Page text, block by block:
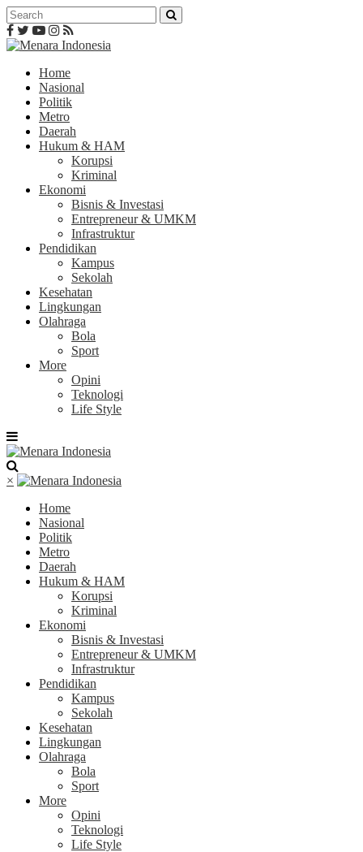
Home
Nasional
Politik
Metro
Daerah
Hukum & HAM
Korupsi
Kriminal
Ekonomi
Bisnis & Investasi
Entrepreneur & UMKM
Infrastruktur
Pendidikan
Kampus
Sekolah
Kesehatan
Lingkungan
Olahraga
Bola
Sport
More
Opini
Teknologi
Life Style
×
Home
Nasional
Politik
Metro
Daerah
Hukum & HAM
Korupsi
Kriminal
Ekonomi
Bisnis & Investasi
Entrepreneur & UMKM
Infrastruktur
Pendidikan
Kampus
Sekolah
Kesehatan
Lingkungan
Olahraga
Bola
Sport
More
Opini
Teknologi
Life Style